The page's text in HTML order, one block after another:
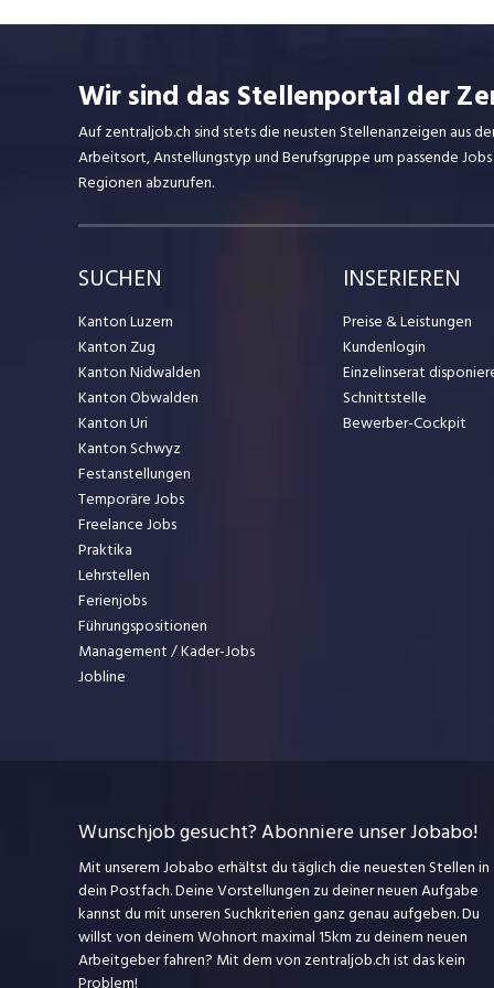
und vielseitige Karrieremöglichkeiten im
Karrieremöglichkeiten unterteam.lidl.ch
Wir sind das Stellenportal der
Auf zentraljob.ch sind stets die neusten Stellenanzeigen aus
Arbeitsort, Anstellungstyp und Berufsgruppe um passende
Regionen abzurufen.
SUCHEN
Kanton Luzern
Kanton Zug
Kanton Nidwalden
Kanton Obwalden
Kanton Uri
Kanton Schwyz
Festanstellungen
Temporäre Jobs
Freelance Jobs
Praktika
Lehrstellen
Ferienjobs
Führungspositionen
Management / Kader-Jobs
Jobline
INSERIEREN
Preise & Leistungen
Kundenlogin
Einzelinserat
Schnittstelle
Bewerber-Cockpit
Wunschjob gesucht? Abonniere unser Jobabo!
Mit unserem Jobabo erhältst du täglich die neuesten Stellen in
dein Postfach. Deine Vorstellungen zu deiner neuen Aufgabe
kannst du mit unseren Suchkriterien ganz genau aufgeben. Du
willst von deinem Wohnort maximal 15km zu deinem neuen
Arbeitgeber fahren? Mit demvon zentraljob.ch ist das kein